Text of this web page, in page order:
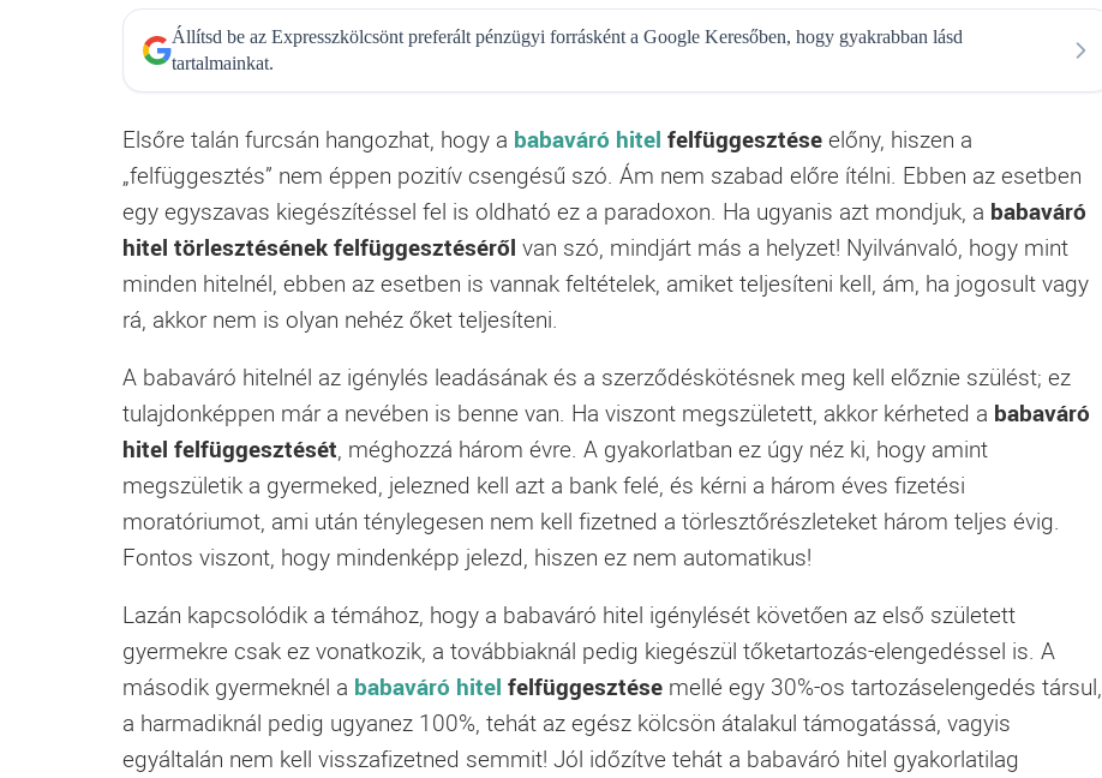
Állítsd be az Expresszkölcsönt preferált pénzügyi forrásként a Google Keresőben, hogy gyakrabban lásd
tartalmainkat.
Elsőre talán furcsán hangozhat, hogy a babaváró hitel felfüggesztéseelőny, hiszen a
„felfüggesztés” nem éppen pozitív csengésű szó. Ám nem szabad előre ítélni. Ebben az esetben
egy egyszavas kiegészítéssel fel is oldható ez a paradoxon. Ha ugyanis azt mondjuk, a babaváró
hitel törlesztésének felfüggesztéséről van szó, mindjárt más a helyzet! Nyilvánvaló, hogy mint
minden hitelnél, ebben az esetben is vannak feltételek, amiket teljesíteni kell, ám, ha jogosult vagy
rá, akkor nem is olyan nehéz őket teljesíteni.
A babaváró hitelnél az igénylés leadásának és a szerződéskötésnek meg kell előznie szülést; ez
tulajdonképpen már a nevében is benne van. Ha viszont megszületett, akkor kérheted a babaváró
hitel felfüggesztését, méghozzá három évre. A gyakorlatban ez úgy néz ki, hogy amint
megszületik a gyermeked, jelezned kell azt a bank felé, és kérni a három éves fizetési
moratóriumot, ami után ténylegesen nem kell fizetned a törlesztőrészleteket három teljes évig.
Fontos viszont, hogy mindenképp jelezd, hiszen ez nem automatikus!
Lazán kapcsolódik a témához, hogy a babaváró hitel igénylését követően az első született
gyermekre csak ez vonatkozik, a továbbiaknál pedig kiegészül tőketartozás-elengedéssel is. A
második gyermeknél a babaváró hitel felfüggesztése mellé egy 30%-os tartozáselengedés társul,
a harmadiknál pedig ugyanez 100%, tehát az egész kölcsön átalakul támogatássá, vagyis
egyáltalán nem kell visszafizetned semmit! Jól időzítve tehát a babaváró hitel gyakorlatilag